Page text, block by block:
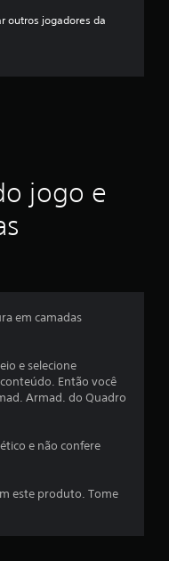
outros jogadores da
jogo e
em camadas
e selecione
Então você
Armad. do Quadro
e não confere
este produto. Tome